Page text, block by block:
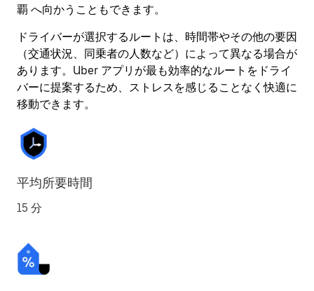
覇 へ向かうこともできます。
ドライバーが選択するルートは、時間帯やその他の要因
（交通状況、同乗者の人数など）によって異なる場合が
あります。Uber アプリが最も効率的なルートをドライ
バーに提案するため、ストレスを感じることなく快適に
移動できます。
平均所要時間
15 分